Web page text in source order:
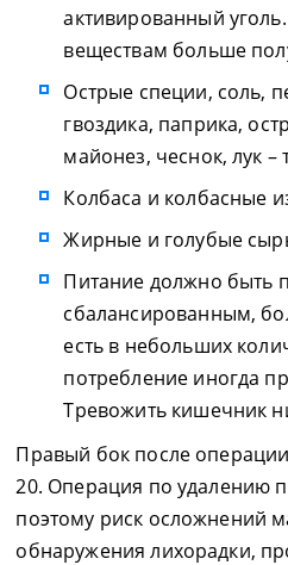
активированный
веществам больше
Острые специи, соль,
гвоздика, паприка,
майонез, чеснок, лук –
Колбаса и колбасные
Жирные и голубые
Питание должно быть
сбалансированным,
есть в небольших
потребление иногда
Тревожить кишечник
Правый бок после
20. Операция по удалению
поэтому риск осложнений
обнаружения лихорадки,